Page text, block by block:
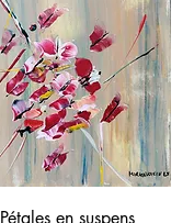
Pétales en suspens